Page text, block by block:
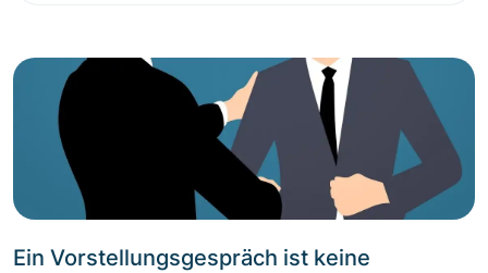
Ein Vorstellungsgespräch ist keine